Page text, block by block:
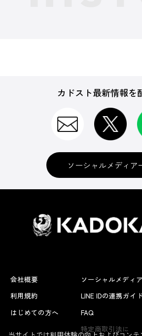
カドスト最新情報を
ソーシャルメディア
会社概要
利用規約
はじめての方へ
ソーシャルメディア
LINE IDの連携ガイ
FAQ
特定商取引法に